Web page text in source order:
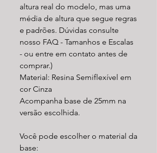
altura real do modelo, mas uma
média de altura que segue regras
e padrões. Dúvidas consulte
nosso FAQ - Tamanhos e Escalas
- ou entre em contato antes de
comprar.)
Material: Resina Semiflexível em
cor Cinza
Acompanha base de 25mm na
versão escolhida.
Você pode escolher o material da
base: